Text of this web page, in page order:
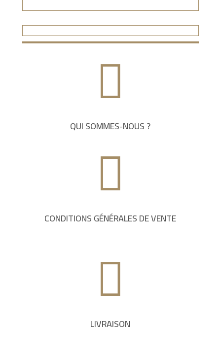

QUI SOMMES-NOUS ?

CONDITIONS GÉNÉRALES DE VENTE

LIVRAISON